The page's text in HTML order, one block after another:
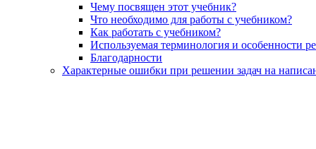
Чему посвящен этот учебник?
Что необходимо для работы с учебником?
Как работать с учебником?
Используемая терминология и особенности
Благодарности
Характерные ошибки при решении задач на